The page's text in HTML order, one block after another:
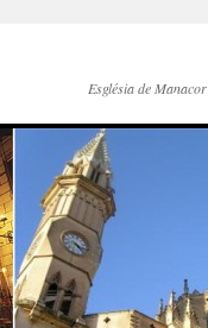
Església de Manacor